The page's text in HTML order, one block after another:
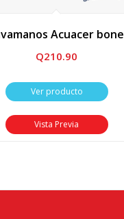
Acuacer bone
Q210.90
Ver producto
Vista Previa